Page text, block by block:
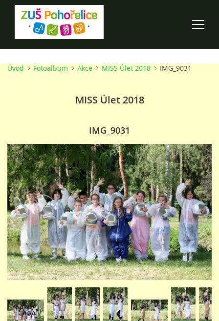
ÚVOD
100 LET ZUŠ POHOŘELICE
O ŠKOLE
PRO RODIČE
TALENTOVÉ ZKOUŠKY
STUDIJNÍ OBORY
GALERIE
VIDEA - FILMOVÁ TVORBA
Úvod Fotoalbum Akce MISS Úlet 2018 IMG_9031
MISS Úlet 2018
IMG_9031